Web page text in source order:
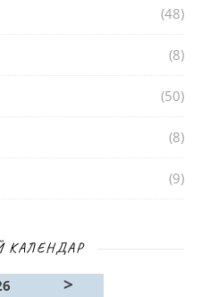
(48)
(8)
(50)
(8)
(9)
КАЛЕНДАР
>